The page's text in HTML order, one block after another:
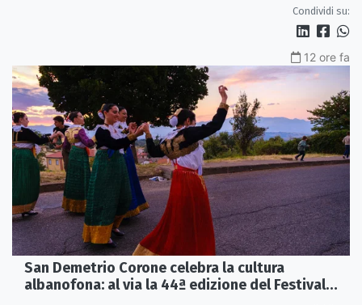
Condividi su:
12 ore fa
San Demetrio Corone celebra la cultura
albanofona: al via la 44ª edizione del Festival